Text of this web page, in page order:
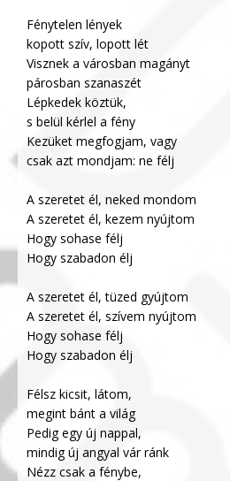
Fénytelen lények
kopott szív, lopott lét
Visznek a városban magányt
párosban szanaszét
Lépkedek köztük,
s belül kérlel a fény
Kezüket megfogjam, vagy
csak azt mondjam: ne félj
A szeretet él, neked mondom
A szeretet él, kezem nyújtom
Hogy sohase félj
Hogy szabadon élj
A szeretet él, tüzed gyújtom
A szeretet él, szívem nyújtom
Hogy sohase félj
Hogy szabadon élj
Félsz kicsit, látom,
megint bánt a világ
Pedig egy új nappal,
mindig új angyal vár ránk
Nézz csak a fénybe,